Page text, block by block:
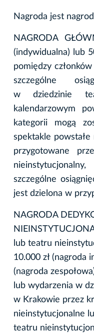
Nagroda jest
NAGRODA
(indywidualna) lub
pomiędzy
szczególne
w dziedzinie
kalendarzowym
kategorii mogą
spektakle
przygotowane
szczególne
jest dzielona w
NAGRODA
lub teatru
10.000 zł (nagroda
(nagroda
lub wydarzenia w
w Krakowie przez
nieinstytucjonalne
teatru